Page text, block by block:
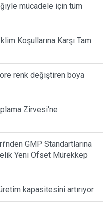
mücadele için tüm
Koşullarına Karşı Tam
renk değiştiren boya
Zirvesi'ne
GMP Standartlarına
Yeni Ofset Mürekkep
kapasitesini artırıyor